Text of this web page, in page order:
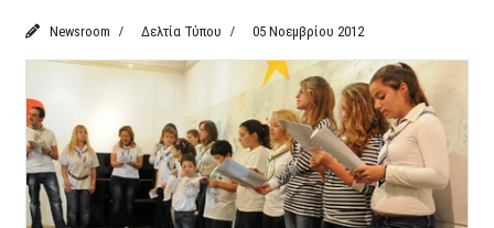
Newsroom Δελτία Τύπου 05 Νοεμβρίου 2012